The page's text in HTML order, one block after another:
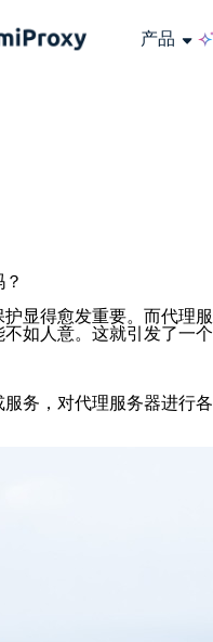
产品
显得愈发重要。而代理
如人意。这就引发了一
务，对代理服务器进行